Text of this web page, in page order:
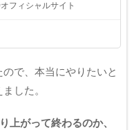
フィシャルサイト
で、本当にやりたいと
した。
上がって終わるのか、